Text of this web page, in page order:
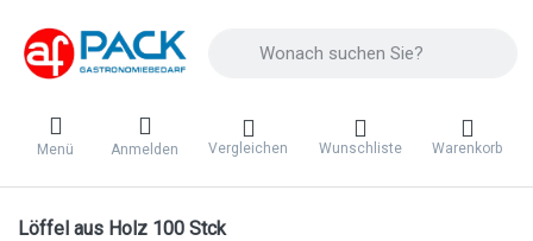
Menü Anmelden Vergleichen Wunschliste Warenkorb
Löffel aus Holz 100 Stck